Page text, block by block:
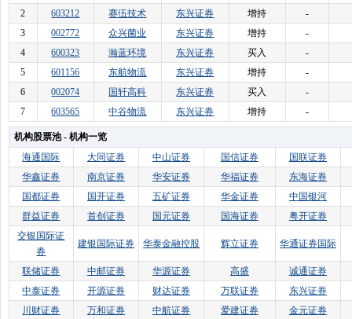
2
603212 赛伍技术 东兴证券 增持
-
3
002772 众兴菌业 东兴证券 增持
-
4
600323 瀚蓝环境 东兴证券 买入
-
5
601156 东航物流 东兴证券 增持
-
6
002074 国轩高科 东兴证券 买入
-
7
603565 中谷物流 东兴证券 增持 -
机构股票池 - 机构一览
海通国际
大同证券 中山证券 国信证券
国联证券
华鑫证券
南京证券 华安证券 华福证券
东海证券
国都证券
国开证券 五矿证券 华金证券
中国银河
群益证券
首创证券 国元证券 国海证券
粤开证券
交银国际证
券
建银国际证券 华泰金融控股 辉立证券 华通证券国际
联储证券 中邮证券 华源证券 高盛
诚通证券
中泰证券
开源证券 财达证券 万联证券
东兴证券
川财证券
万和证券 中航证券 爱建证券
金元证券